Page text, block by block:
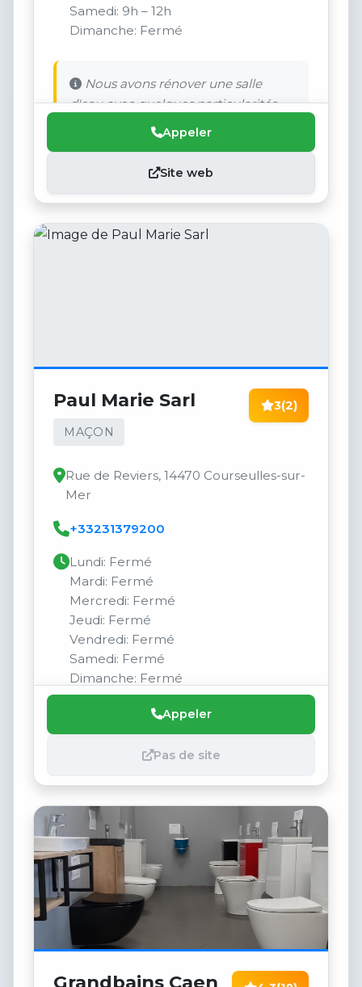
Samedi: 9h – 12h
Dimanche: Fermé
Nous avons rénover une salle
d'eau avec quelques particularités.
Appeler
Site web
Paul Marie Sarl
MAÇON
3(2)
Rue de Reviers, 14470 Courseulles-sur-
Mer
+33231379200
Lundi: Fermé
Mardi: Fermé
Mercredi: Fermé
Jeudi: Fermé
Vendredi: Fermé
Samedi: Fermé
Dimanche: Fermé
Appeler
Pas de site
Grandbains Caen